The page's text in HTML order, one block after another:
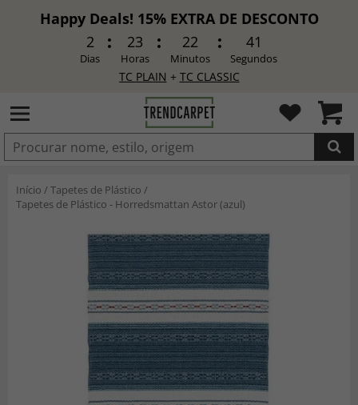
Happy Deals! 15% EXTRA DE DESCONTO
2
Dias
23
Horas
22
Minutos
39
Segundos
TC PLAIN + TC CLASSIC
Início /Tapetes de Plástico /
Tapetes de Plástico - Horredsmattan Astor (azul)